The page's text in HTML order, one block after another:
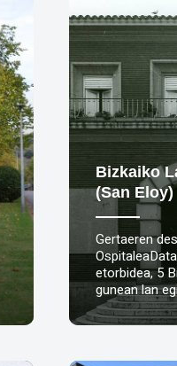
Bizkaiko
(San Eloy)
Gertaeren
etorbidea, 5
gunean lan